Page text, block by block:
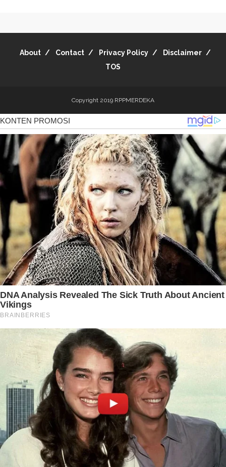
About Contact Privacy Policy
Disclaimer
TOS
Copyright 2019 RPPMERDEKA